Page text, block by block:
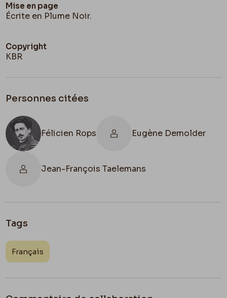
Mise en page
Écrite en Plume Noir.
Copyright
KBR
Personnes citées
Félicien Rops Eugène Demolder
Jean-François Taelemans
Tags
Français